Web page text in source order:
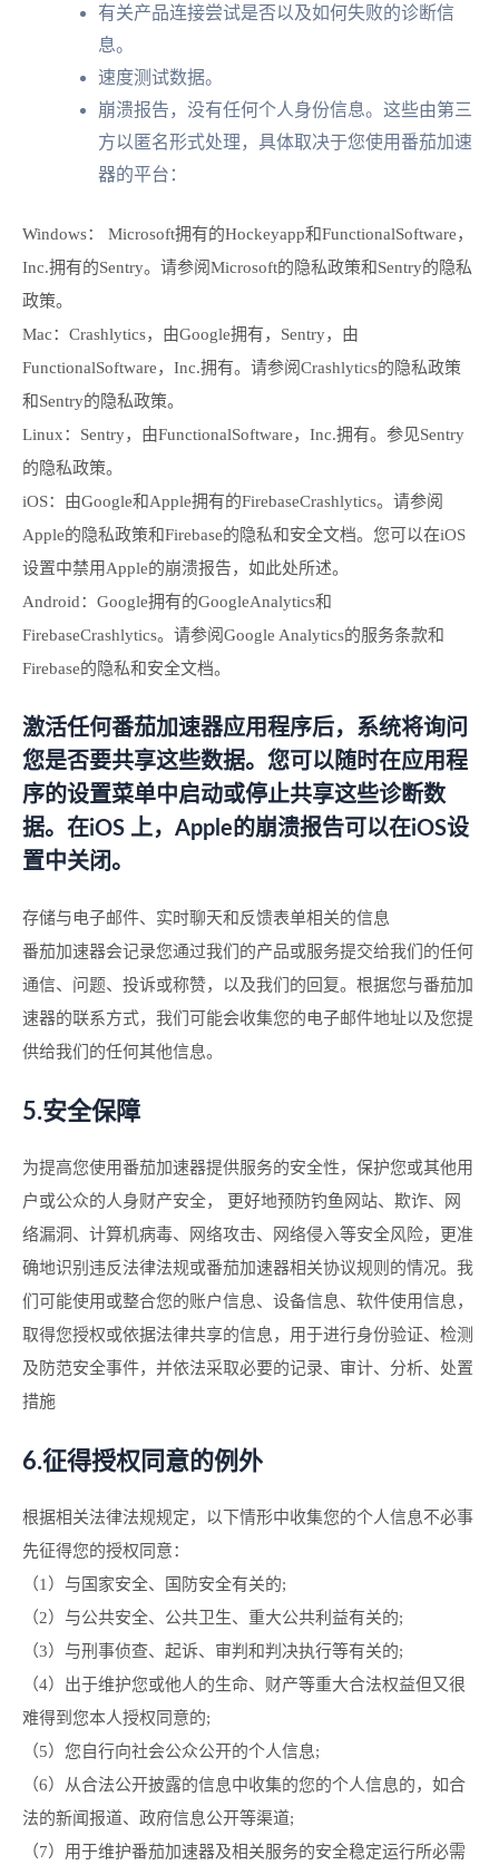
有关产品连接尝试是否以及如何失败的诊断信
息。
速度测试数据。
崩溃报告，没有任何个人身份信息。这些由第三
方以匿名形式处理，具体取决于您使用番茄加速
器的平台：
Windows： Microsoft拥有的Hockeyapp和FunctionalSoftware，
Inc.拥有的Sentry。请参阅Microsoft的隐私政策和Sentry的隐私
政策。
Mac：Crashlytics，由Google拥有，Sentry，由
FunctionalSoftware，Inc.拥有。请参阅Crashlytics的隐私政策
和Sentry的隐私政策。
Linux：Sentry，由FunctionalSoftware，Inc.拥有。参见Sentry
的隐私政策。
iOS：由Google和Apple拥有的FirebaseCrashlytics。请参阅
Apple的隐私政策和Firebase的隐私和安全文档。您可以在iOS
设置中禁用Apple的崩溃报告，如此处所述。
Android：Google拥有的GoogleAnalytics和
FirebaseCrashlytics。请参阅Google Analytics的服务条款和
Firebase的隐私和安全文档。
激活任何番茄加速器应用程序后，系统将询问
您是否要共享这些数据。您可以随时在应用程
序的设置菜单中启动或停止共享这些诊断数
据。在iOS 上，Apple的崩溃报告可以在iOS设
置中关闭。
存储与电子邮件、实时聊天和反馈表单相关的信息
番茄加速器会记录您通过我们的产品或服务提交给我们的任何
通信、问题、投诉或称赞，以及我们的回复。根据您与番茄加
速器的联系方式，我们可能会收集您的电子邮件地址以及您提
供给我们的任何其他信息。
5.安全保障
为提高您使用番茄加速器提供服务的安全性，保护您或其他用
户或公众的人身财产安全， 更好地预防钓鱼网站、欺诈、网
络漏洞、计算机病毒、网络攻击、网络侵入等安全风险，更准
确地识别违反法律法规或番茄加速器相关协议规则的情况。我
们可能使用或整合您的账户信息、设备信息、软件使用信息，
取得您授权或依据法律共享的信息，用于进行身份验证、检测
及防范安全事件，并依法采取必要的记录、审计、分析、处置
措施
6.征得授权同意的例外
根据相关法律法规规定，以下情形中收集您的个人信息不必事
先征得您的授权同意：
（1）与国家安全、国防安全有关的;
（2）与公共安全、公共卫生、重大公共利益有关的;
（3）与刑事侦查、起诉、审判和判决执行等有关的;
（4）出于维护您或他人的生命、财产等重大合法权益但又很
难得到您本人授权同意的;
（5）您自行向社会公众公开的个人信息;
（6）从合法公开披露的信息中收集的您的个人信息的，如合
法的新闻报道、政府信息公开等渠道;
（7）用于维护番茄加速器及相关服务的安全稳定运行所必需